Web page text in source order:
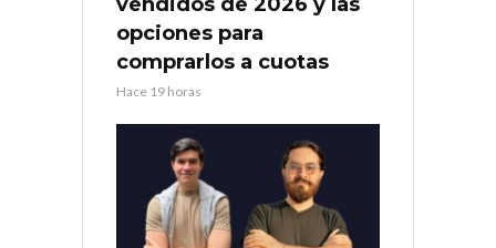
opciones para
comprarlos a cuotas
Hace 19 horas